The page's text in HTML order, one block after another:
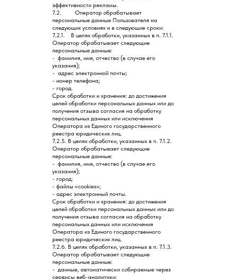
эффективности рекламы.
7.2. Оператор обрабатывает
персональные данные Пользователя на
следующих условиях и в следующие сроки:
7.2.1. В целях обработки, указанных в п. 7.1.1.
Оператор обрабатывает следующие
персональные данные:
- фамилия, имя, отчество (в случае его
указания);
- адрес электронной почты;
- номер телефона;
- город.
Срок обработки и хранения: до достижения
целей обработки персональных данных или до
получения отзыва согласия на обработку
персональных данных или исключения
Оператора из Единого государственного
реестра юридических лиц.
7.2.5. В целях обработки, указанных в п. 7.1.2.
Оператор обрабатывает следующие
персональные данные:
- фамилия, имя, отчество (в случае его
указания);
- город;
- файлы «cookies»;
- адрес электронный почты.
Срок обработки и хранения: до достижения
целей обработки персональных данных или до
получения отзыва согласия на обработку
персональных данных или исключения
Оператора из Единого государственного
реестра юридических лиц.
7.2.6. В целях обработки, указанных в п. 7.1.3.
Оператор обрабатывает следующие
персональные данные:
- данные, автоматически собираемые через
сервисы веб-аналитики;